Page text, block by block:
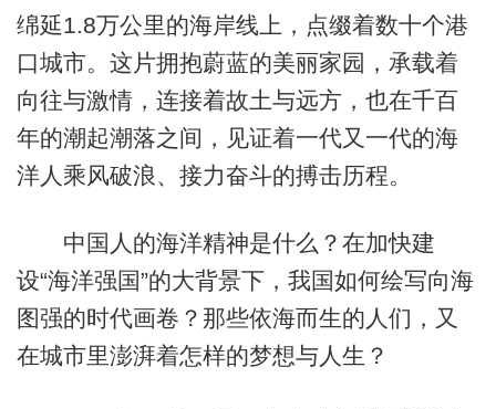
绵延1.8万公里的海岸线上，点缀着数十个港
口城市。这片拥抱蔚蓝的美丽家园，承载着
向往与激情，连接着故土与远方，也在千百
年的潮起潮落之间，见证着一代又一代的海
洋人乘风破浪、接力奋斗的搏击历程。
中国人的海洋精神是什么？在加快建
设“海洋强国”的大背景下，我国如何绘写向海
图强的时代画卷？那些依海而生的人们，又
在城市里澎湃着怎样的梦想与人生？